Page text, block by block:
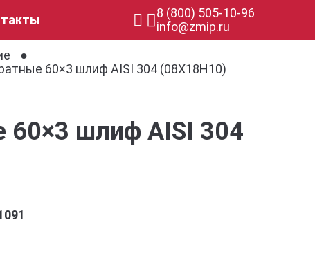
8 (800) 505-10-96
info@zmip.ru
60×3 шлиф AISI 304 (08Х18Н10)
60×3 шлиф AISI 304